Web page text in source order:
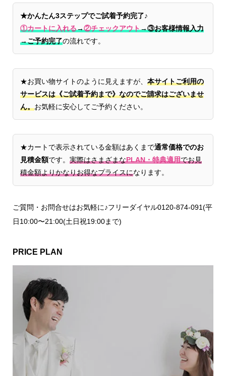
★かんたん3ステップでご試着予約完了♪
①カートに入れる→②チェックアウト→③お客様情報入力
→ご予約完了の流れです。
★お買い物サイトのように見えますが、 本サイトご利用の
サービスは《ご試着予約まで》なのでご請求はございませ
ん。お気軽に安心してご予約ください。
★カートで表示されている金額はあくまで通常価格でのお
見積金額です。 実際はさまざまなPLAN・特典適用でお見
積金額よりかなりお得なプライスになります。
ご質問・お問合せはお気軽に♪フリーダイヤル0120-874-091(平
日10:00〜21:00(土日祝19:00まで)
PRICE PLAN